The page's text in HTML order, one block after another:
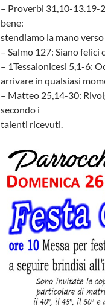
– Proverbi 31,10-13.19-
bene:
stendiamo la mano
– Salmo 127: Siano felici
– 1Tessalonicesi 5,1-6:
arrivare in qualsiasi
– Matteo 25,14-30:
secondo i
talenti ricevuti.